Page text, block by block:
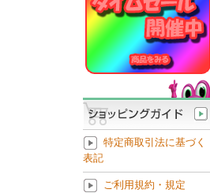
特定商取引法に基づく
表記
ご利用規約・規定